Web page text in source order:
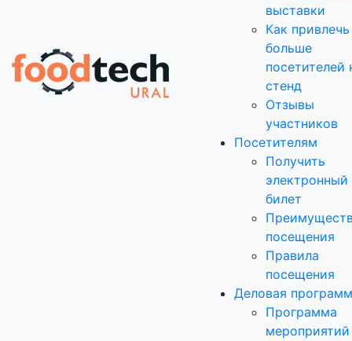
выставки
Как привлечь
больше
посетителей
стенд
Отзывы
участников
Посетителям
Получить
электронный
билет
посещения
Правила
посещения
Деловая
Программа
мероприятий